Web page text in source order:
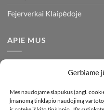
Gerbiame
Mes naudojame slapukus (angl.
įmanomą tinklapio naudojimą
Fejerverkai Klaipėdoje
APIE MUS
visada stengiamės pasiūlyti
gaminius už bene mažiausią
visoje Lietuvoje.